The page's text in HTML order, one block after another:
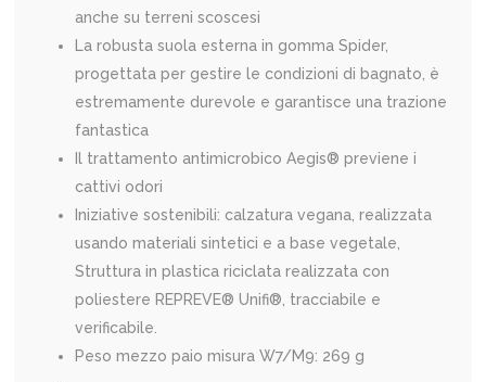
anche su terreni scoscesi
La robusta suola esterna in gomma Spider,
progettata per gestire le condizioni di bagnato, è
estremamente durevole e garantisce una trazione
fantastica
Il trattamento antimicrobico Aegis® previene i
cattivi odori
Iniziative sostenibili: calzatura vegana, realizzata
usando materiali sintetici e a base vegetale,
Struttura in plastica riciclata realizzata con
poliestere REPREVE® Unifi®, tracciabile e
verificabile.
Peso mezzo paio misura W7/M9: 269 g